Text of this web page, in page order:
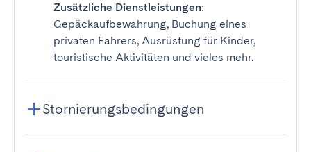
Zusätzliche Dienstleistungen:
Gepäckaufbewahrung, Buchung eines
privaten Fahrers, Ausrüstung für Kinder,
touristische Aktivitäten und vieles mehr.
Stornierungsbedingungen